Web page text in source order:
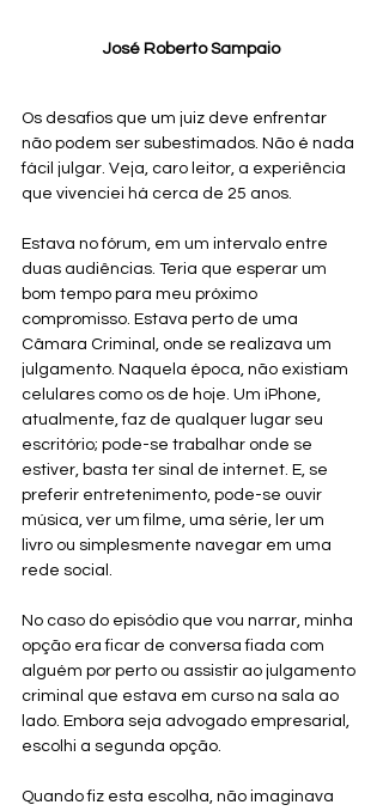
José Roberto Sampaio
Os desafios que um juiz deve enfrentar
não podem ser subestimados. Não é nada
fácil julgar. Veja, caro leitor, a experiência
que vivenciei há cerca de 25 anos.
Estava no fórum, em um intervalo entre
duas audiências. Teria que esperar um
bom tempo para meu próximo
compromisso. Estava perto de uma
Câmara Criminal, onde se realizava um
julgamento. Naquela época, não existiam
celulares como os de hoje. Um iPhone,
atualmente, faz de qualquer lugar seu
escritório; pode-se trabalhar onde se
estiver, basta ter sinal de internet. E, se
preferir entretenimento, pode-se ouvir
música, ver um filme, uma série, ler um
livro ou simplesmente navegar em uma
rede social.
No caso do episódio que vou narrar, minha
opção era ficar de conversa fiada com
alguém por perto ou assistir ao julgamento
criminal que estava em curso na sala ao
lado. Embora seja advogado empresarial,
escolhi a segunda opção.
Quando fiz esta escolha, não imaginava